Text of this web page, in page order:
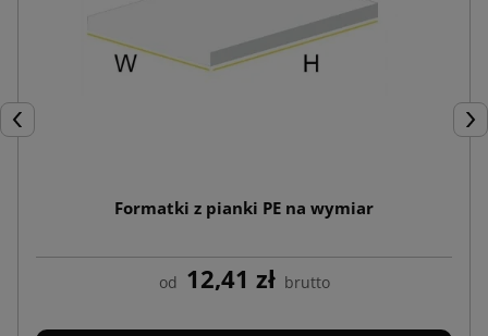
Poprzedni
Formatki z pianki PE na wymiar
od 12,41 zł brutto